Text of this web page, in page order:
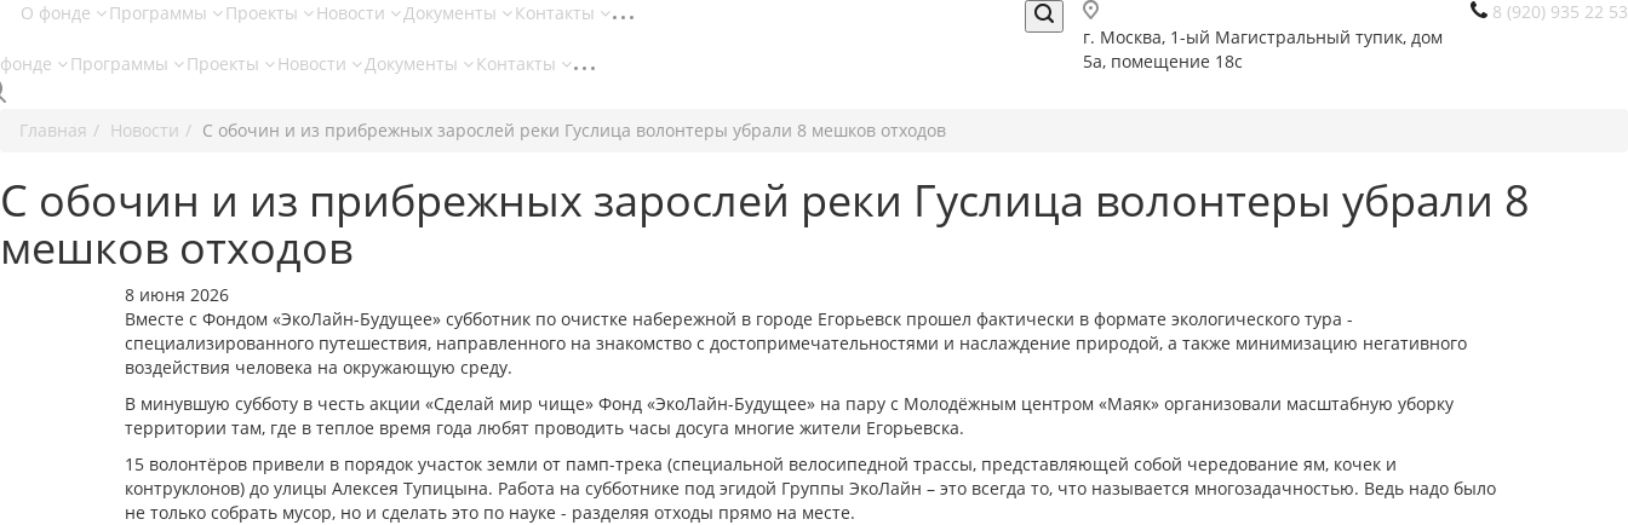
8 (920) 935 22 53
г. Москва, 1-ый Магистральный тупик, дом
5а, помещение 18с
О фонде Программы Проекты Новости Документы Контакты
Программы Проекты Новости Документы Контакты
Главная Новости С обочин и из прибрежных зарослей реки Гуслица волонтеры убрали 8 мешков отходов
С обочин и из прибрежных зарослей реки Гуслица волонтеры убрали 8
мешков отходов
8 июня 2026
Вместе с Фондом «ЭкоЛайн-Будущее» субботник по очистке набережной в городе Егорьевск прошел фактически в формате экологического тура -
специализированного путешествия, направленного на знакомство с достопримечательностями и наслаждение природой, а также минимизацию негативного
воздействия человека на окружающую среду.
В минувшую субботу в честь акции «Сделай мир чище» Фонд «ЭкоЛайн-Будущее» на пару с Молодёжным центром «Маяк» организовали масштабную уборку
территории там, где в теплое время года любят проводить часы досуга многие жители Егорьевска.
15 волонтёров привели в порядок участок земли от памп-трека (специальной велосипедной трассы, представляющей собой чередование ям, кочек и
контруклонов) до улицы Алексея Тупицына. Работа на субботнике под эгидой Группы ЭкоЛайн – это всегда то, что называется многозадачностью. Ведь надо было
не только собрать мусор, но и сделать это по науке - разделяя отходы прямо на месте.